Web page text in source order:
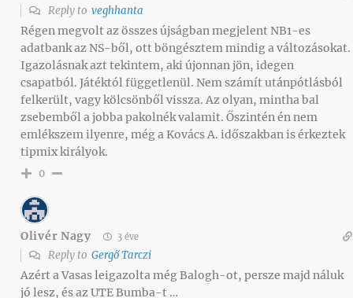
Reply to veghhanta
Régen megvolt az összes újságban megjelent NB1-es
adatbank az NS-ből, ott böngésztem mindig a változásokat.
Igazolásnak azt tekintem, aki újonnan jön, idegen
csapatból. Játéktól függetlenül. Nem számít utánpótlásból
felkerült, vagy kölcsönből vissza. Az olyan, mintha bal
zsebemből a jobba pakolnék valamit. Őszintén én nem
emlékszem ilyenre, még a Kovács A. időszakban is érkeztek
tipmix királyok.
0
Olivér Nagy 3 éve
Reply to Gergő Tarczi
Azért a Vasas leigazolta még Balogh-ot, persze majd náluk
jó lesz, és az UTE Bumba-t …